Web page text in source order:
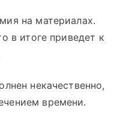
на материалах.
в итоге приведет к
некачественно,
времени.